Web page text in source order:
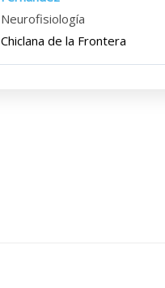
Neurofisiología
Chiclana de la Frontera